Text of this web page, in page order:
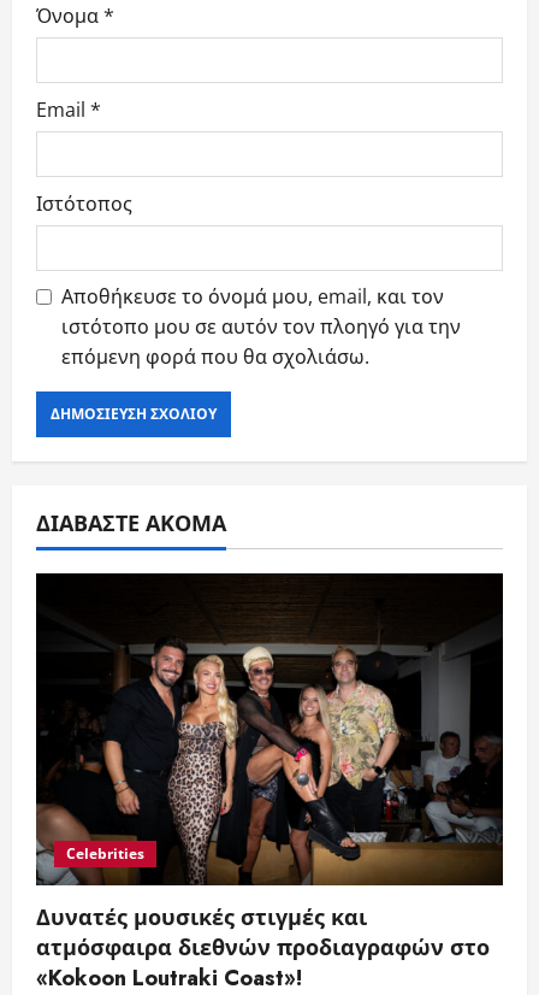
Όνομα*
Email *
Ιστότοπος
Αποθήκευσε το όνομά μου, email, και τον
ιστότοπο μου σε αυτόν τον πλοηγό για την
επόμενη φορά που θα σχολιάσω.
ΔΙΑΒΑΣΤΕ ΑΚΟΜΑ
Celebrities
Δυνατές μουσικές στιγμές και
ατμόσφαιρα διεθνών προδιαγραφών στο
«Kokoon Loutraki Coast»!